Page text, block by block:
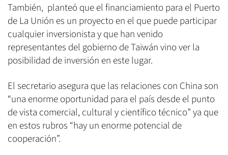
También, planteó que el financiamiento para el Puerto
de La Unión es un proyecto en el que puede participar
cualquier inversionista y que han venido
representantes del gobierno de Taiwán vino ver la
posibilidad de inversión en este lugar.
El secretario asegura que las relaciones con China son
“una enorme oportunidad para el país desde el punto
de vista comercial, cultural y científico técnico” ya que
en estos rubros “hay un enorme potencial de
cooperación”.